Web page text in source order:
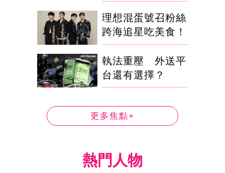
理想混蛋號召粉絲
跨海追星吃美食！
執法重壓 外送平
台還有選擇？
更多焦點+
熱門人物